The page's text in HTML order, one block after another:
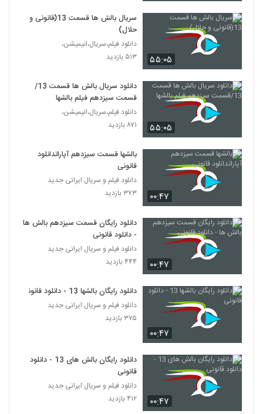
۵۵:۰۵
سریال بالش ها قسمت 13(قانونی و
حلال)
دانلود فیلم،سریال،انیمیشن،
۵۱۳ بازدید
۵۵:۰۵
دانلود سریال بالش ها قسمت 13/
قسمت سیزدهم فیلم بالشها
دانلود فیلم،سریال،انیمیشن،
۸۷۱ بازدید
۰۰:۴۷
بالشها قسمت سیزدهم آپاراتدانلود
قانونی
دانلود فیلم و سریال ایرانی جدید
۳۷۳ بازدید
۰۰:۴۷
دانلود رایگان قسمت سیزدهم بالش ها
- دانلود قانونی
دانلود فیلم و سریال ایرانی جدید
۴۴۴ بازدید
۰۰:۴۷
دانلود رایگان بالشها 13 - دانلود قانونی
دانلود فیلم و سریال ایرانی جدید
۳۷۵ بازدید
۰۰:۴۷
دانلود رایگان بالش های 13 - دانلود
قانونی
دانلود فیلم و سریال ایرانی جدید
۴۱۲ بازدید